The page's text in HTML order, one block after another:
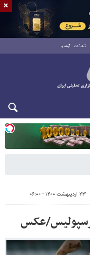
تبلیغات آرشیو
۲۳ اردیبهشت ۱۴۰۰ - ۰۶:۰۰
پرسپولیس/عکس
×